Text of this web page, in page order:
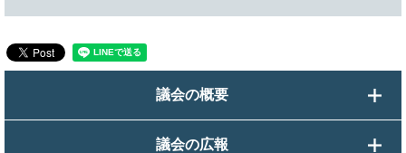
議会の概要
議会の広報